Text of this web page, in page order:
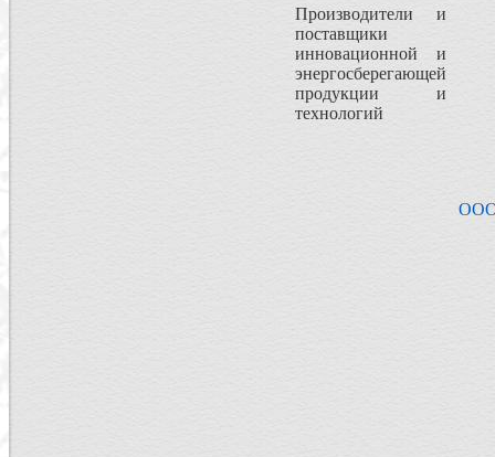
Производители и
поставщики
инновационной и
энергосберегающей
продукции и
технологий
ООО